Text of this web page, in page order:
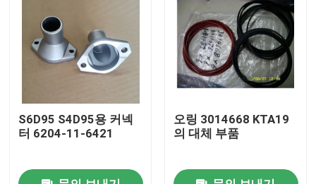
저희와 연락
다운로드
블로그
S6D95 S4D95용 커넥
터 6204-11-6421
오링 3014668 KTA19
의 대체 부품